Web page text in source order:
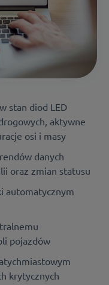
stan diod LED
aktywne
osi i masy
danych
oraz zmian statusu
automatycznym
pojazdów
krytycznych